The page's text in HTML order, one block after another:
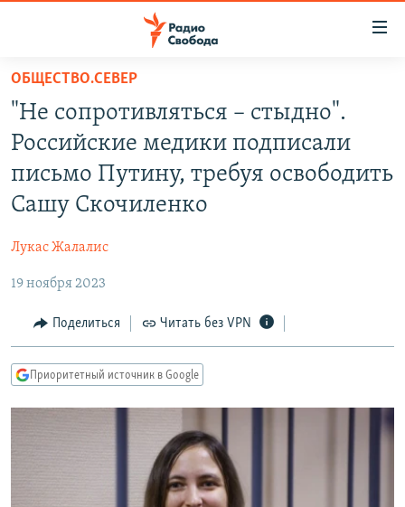
упрощенного
доступа
Вернуться
основному
содержанию
Вернутся
навигации
Вернутся
поиску
ПРОГРАММЫ
ПОДКАСТЫ
АВТОРСКИЕ ПРОЕКТЫ
ЦИТАТЫ СВОБОДЫ
КУЛЬТУРА
IDEL.РЕАЛИИ
КАВКАЗ.РЕАЛИИ
СИБИРЬ.РЕАЛИИ
ПОДПИШИТЕСЬ НА РАССЫЛКУ
ОБЩЕСТВО.СЕВЕР
"Не сопротивляться – стыдно".
Российские медики подписали
письмо Путину, требуя освободить
Сашу Скочиленко
Лукас Жалалис
19 ноября 2023
Поделиться Читать без VPN
Приоритетный источник в Google